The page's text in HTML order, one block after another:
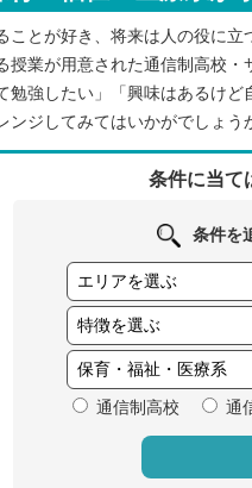
ことが好き、将来は人の役に
授業が用意された通信制高校・
勉強したい」「興味はあるけど
ンジしてみてはいかがでしょう
条件に当て
条件を
通信制高校 通